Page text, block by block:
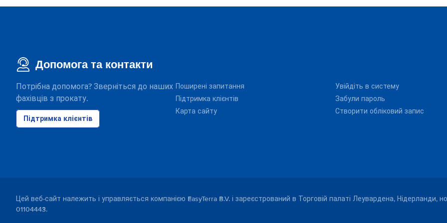
Допомога та контакти
Потрібна допомога? Зверніться до наших
фахівців з прокату.
Підтримка клієнтів
Поширені запитання
Підтримка клієнтів
Карта сайту
Увійдіть в систему
Забули пароль
Створити обліковий запис
Цей веб-сайт належить і управляється компанією EasyTerra B.V. і зареєстрований в Торговій палаті Леувардена, Нідерланди,
01104443.